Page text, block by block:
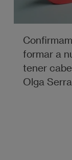
formar a
tener
Olga